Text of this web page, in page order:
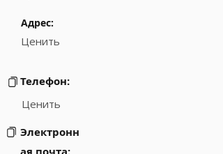
Адрес:
Ценить
Телефон:
Ценить
Электронн